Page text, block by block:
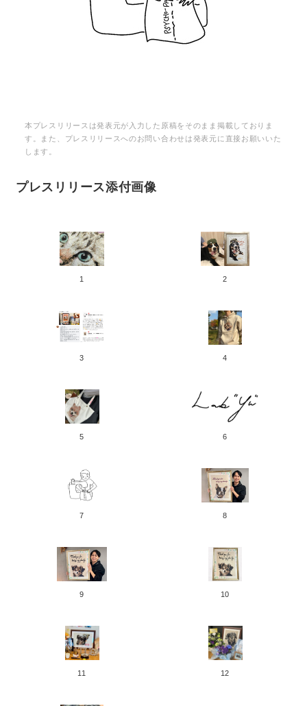
本プレスリリースは発表元が入力した原稿をそのまま掲載しておりま
す。また、プレスリリースへのお問い合わせは発表元に直接お願いいた
します。
プレスリリース添付画像
1 2
3 4
5 6
7 8
9 10
11 12
English